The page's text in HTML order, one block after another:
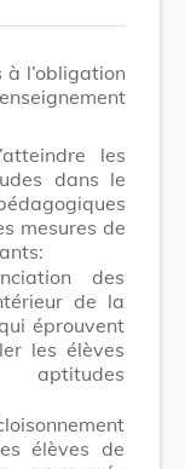
à l’obligation
les
dans le
mesures de
des
de la
éprouvent
les élèves
élèves de